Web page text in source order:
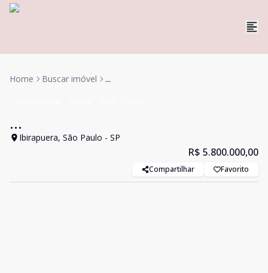
Home Buscar imóvel ...
...
Ibirapuera, São Paulo - SP
R$ 5.800.000,00
Compartilhar Favorito